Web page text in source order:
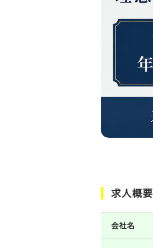
求人概要
会社名